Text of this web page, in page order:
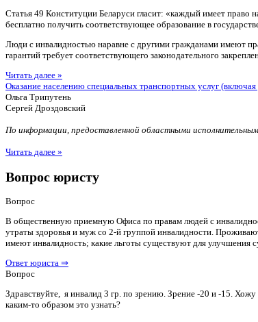
Статья 49 Конституции Беларуси гласит: «каждый имеет право
бесплатно получить соответствующее образование в
Люди с инвалидностью наравне с другими гражданами имеют
гарантий требует соответствующего законодательного
Читать далее »
Оказание населению специальных транспортных услуг (включая
Ольга Трипутень
Сергей Дроздовский
По информации, предоставленной областными
Читать далее »
Вопрос юристу
Вопрос
В общественную приемную Офиса по правам людей с
утраты здоровья и муж со 2-й группой инвалидности.
имеют инвалидность; какие льготы существуют для
Ответ юриста ⇒
Вопрос
Здравствуйте, я инвалид 3 гр. по зрению. Зрение -20 и -15.
каким-то образом это узнать?